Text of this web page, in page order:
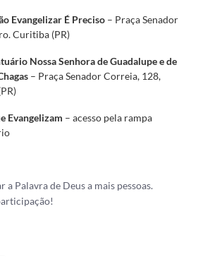
Evangelizar É Preciso – Praça Senador
Curitiba (PR)
Nossa Senhora de Guadalupe e de
– Praça Senador Correia, 128,
Evangelizam – acesso pela rampa
a Palavra de Deus a mais pessoas.